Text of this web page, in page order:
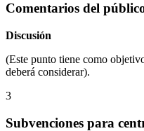
Comentarios del
Discusión
(Este punto tiene como
deberá considerar).
3
Subvenciones para